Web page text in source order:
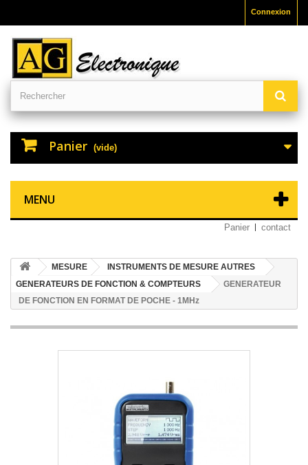
Connexion
Panier (vide)
MENU
Panier contact
MESURE
INSTRUMENTS DE MESURE AUTRES
GENERATEURS DE FONCTION & COMPTEURS
GENERATEUR
DE FONCTION EN FORMAT DE POCHE - 1MHz